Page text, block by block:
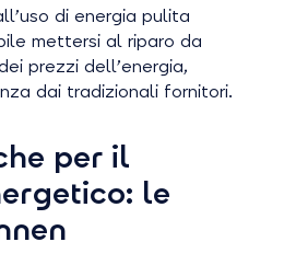
di energia pulita
mettersi al riparo da
prezzi dell’energia,
dai tradizionali fornitori.
per il
le